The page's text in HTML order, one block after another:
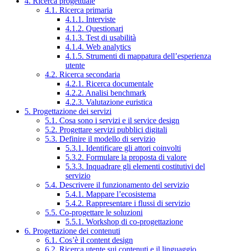
4.1. Ricerca primaria
4.1.1. Interviste
4.1.2. Questionari
4.1.3. Test di usabilità
4.1.4. Web analytics
4.1.5. Strumenti di mappatura dell’esperienza
utente
4.2. Ricerca secondaria
4.2.1. Ricerca documentale
4.2.2. Analisi benchmark
4.2.3. Valutazione euristica
5. Progettazione dei servizi
5.1. Cosa sono i servizi e il service design
5.2. Progettare servizi pubblici digitali
5.3. Definire il modello di servizio
5.3.1. Identificare gli attori coinvolti
5.3.2. Formulare la proposta di valore
5.3.3. Inquadrare gli elementi costitutivi del
servizio
5.4. Descrivere il funzionamento del servizio
5.4.1. Mappare l’ecosistema
5.4.2. Rappresentare i flussi di servizio
5.5. Co-progettare le soluzioni
5.5.1. Workshop di co-progettazione
6. Progettazione dei contenuti
6.1. Cos’è il content design
6.2. Ricerca utente sui contenuti e il linguaggio